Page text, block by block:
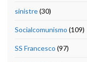
sinistre(30)
Socialcomunismo (109)
SS Francesco (97)